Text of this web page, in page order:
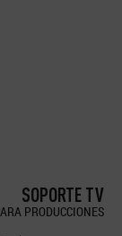
SOPORTE TV
PRODUCCIONES